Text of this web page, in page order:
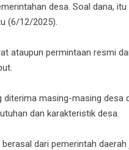
desa. Soal dana,
(6/12/2025).
ataupun permintaan resmi
diterima masing-masing desa
dan karakteristik desa.
dari pemerintah